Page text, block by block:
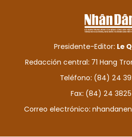
Presidente-Editor: Le
Redacción central: 71 Hang
Teléfono: (84) 24
Fax: (84) 24
Correo electrónico: